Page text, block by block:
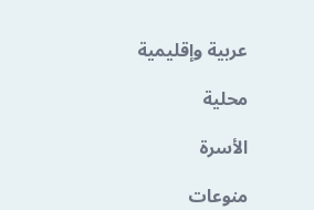
عربية وإقليمية
محلية
الأسرة
منوعات